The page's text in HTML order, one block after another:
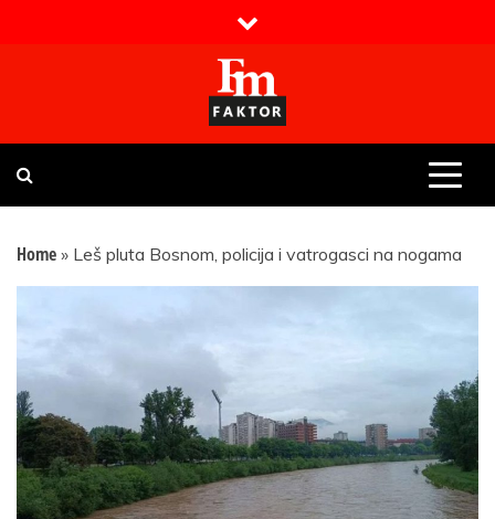
Faktor magazin
Uvijek presudan
Home » Leš pluta Bosnom, policija i vatrogasci na nogama